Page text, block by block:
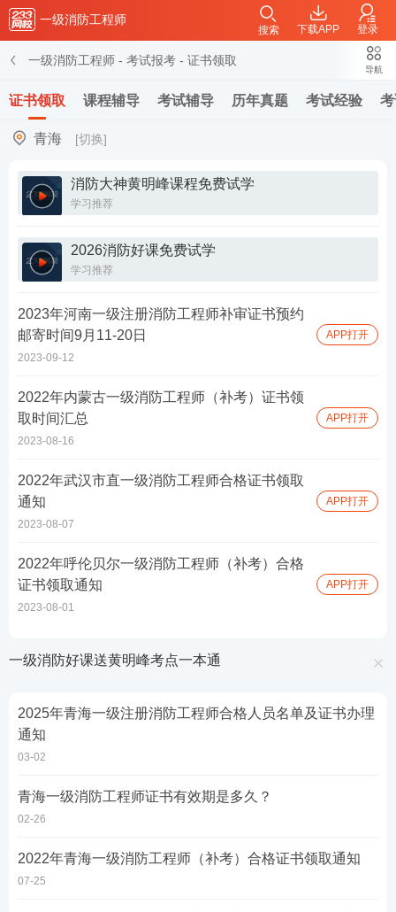
一级消防工程师
下载APP 登录
搜索
一级消防工程师 - 考试报考 - 证书领取
证书领取 课程辅导 考试辅导 历年真题 考试经验
导航
青海 [切换]
消防大神黄明峰课程免费试学
学习推荐
2026消防好课免费试学
学习推荐
2023年河南一级注册消防工程师补审证书预约
邮寄时间9月11-20日
2023-09-12
APP打开
2022年内蒙古一级消防工程师（补考）证书领
取时间汇总
2023-08-16
APP打开
2022年武汉市直一级消防工程师合格证书领取
通知
2023-08-07
APP打开
2022年呼伦贝尔一级消防工程师（补考）合格
证书领取通知
2023-08-01
APP打开
一级消防好课送黄明峰考点一本通
2025年青海一级注册消防工程师合格人员名单及证书办理
通知
03-02
青海一级消防工程师证书有效期是多久？
02-26
2022年青海一级消防工程师（补考）合格证书领取通知
07-25